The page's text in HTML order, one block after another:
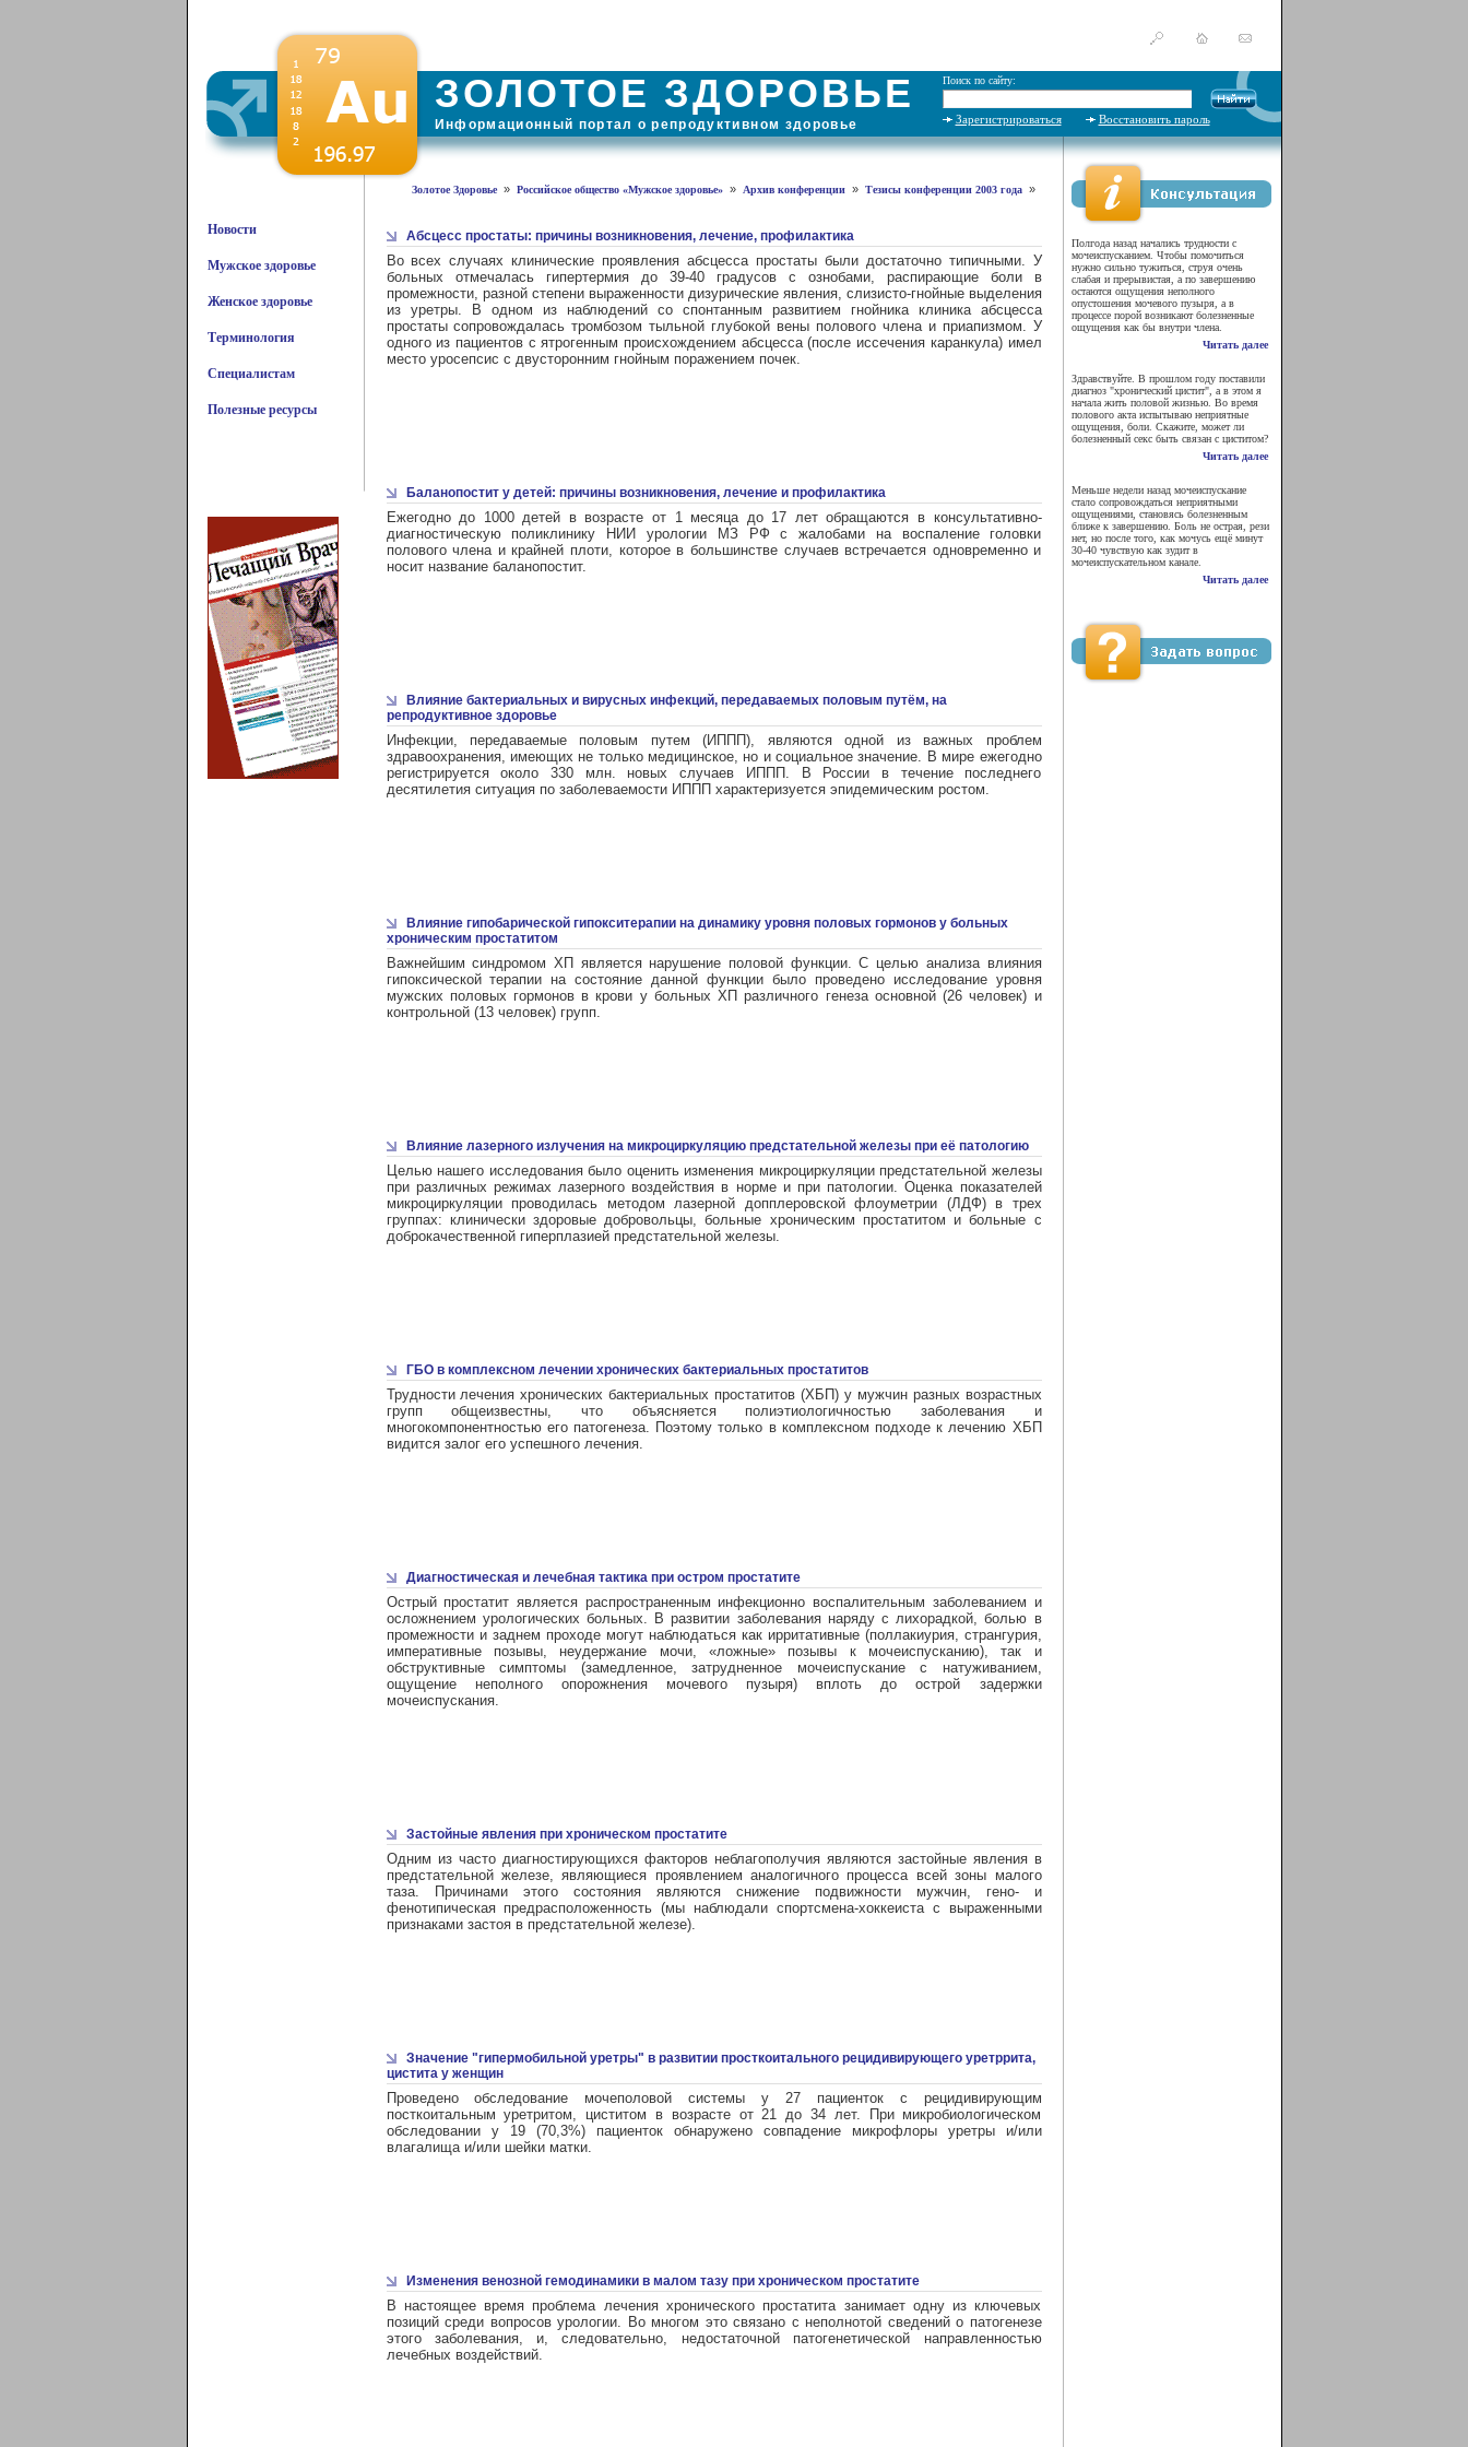
Поиск по сайту:
Зарегистрироваться Восстановить пароль
ЗОЛОТОЕ ЗДОРОВЬЕ
Информационный портал о репродуктивном здоровье
Новости
Мужское здоровье
Женское здоровье
Терминология
Специалистам
Полезные ресурсы
Золотое Здоровье» Российское общество «Мужское здоровье»» Архив конференции» Тезисы конференции 2003 года»
Абсцесс простаты: причины возникновения, лечение, профилактика
Во всех случаях клинические проявления абсцесса простаты были достаточно типичными. У
больных отмечалась гипертермия до 39-40 градусов с ознобами, распирающие боли в
промежности, разной степени выраженности дизурические явления, слизисто-гнойные выделения
из уретры. В одном из наблюдений со спонтанным развитием гнойника клиника абсцесса
простаты сопровождалась тромбозом тыльной глубокой вены полового члена и приапизмом. У
одного из пациентов с ятрогенным происхождением абсцесса (после иссечения каранкула) имел
место уросепсис с двусторонним гнойным поражением почек.
Баланопостит у детей: причины возникновения, лечение и профилактика
Ежегодно до 1000 детей в возрасте от 1 месяца до 17 лет обращаются в консультативно-
диагностическую поликлинику НИИ урологии МЗ РФ с жалобами на воспаление головки
полового члена и крайней плоти, которое в большинстве случаев встречается одновременно и
носит название баланопостит.
Влияние бактериальных и вирусных инфекций, передаваемых половым путём, на
репродуктивное здоровье
Инфекции, передаваемые половым путем (ИППП), являются одной из важных проблем
здравоохранения, имеющих не только медицинское, но и социальное значение. В мире ежегодно
регистрируется около 330 млн. новых случаев ИППП. В России в течение последнего
десятилетия ситуация по заболеваемости ИППП характеризуется эпидемическим ростом.
Влияние гипобарической гипокситерапии на динамику уровня половых гормонов у больных
хроническим простатитом
Важнейшим синдромом ХП является нарушение половой функции. С целью анализа влияния
гипоксической терапии на состояние данной функции было проведено исследование уровня
мужских половых гормонов в крови у больных ХП различного генеза основной (26 человек) и
контрольной (13 человек) групп.
Влияние лазерного излучения на микроциркуляцию предстательной железы при её патологию
Целью нашего исследования было оценить изменения микроциркуляции предстательной железы
при различных режимах лазерного воздействия в норме и при патологии. Оценка показателей
микроциркуляции проводилась методом лазерной допплеровской флоуметрии (ЛДФ) в трех
группах: клинически здоровые добровольцы, больные хроническим простатитом и больные с
доброкачественной гиперплазией предстательной железы.
ГБО в комплексном лечении хронических бактериальных простатитов
Трудности лечения хронических бактериальных простатитов (ХБП) у мужчин разных возрастных
групп общеизвестны, что объясняется полиэтиологичностью заболевания и
многокомпонентностью его патогенеза. Поэтому только в комплексном подходе к лечению ХБП
видится залог его успешного лечения.
Диагностическая и лечебная тактика при остром простатите
Острый простатит является распространенным инфекционно воспалительным заболеванием и
осложнением урологических больных. В развитии заболевания наряду с лихорадкой, болью в
промежности и заднем проходе могут наблюдаться как ирритативные (поллакиурия, странгурия,
императивные позывы, неудержание мочи, «ложные» позывы к мочеиспусканию), так и
обструктивные симптомы (замедленное, затрудненное мочеиспускание с натуживанием,
ощущение неполного опорожнения мочевого пузыря) вплоть до острой задержки
мочеиспускания.
Застойные явления при хроническом простатите
Одним из часто диагностирующихся факторов неблагополучия являются застойные явления в
предстательной железе, являющиеся проявлением аналогичного процесса всей зоны малого
таза. Причинами этого состояния являются снижение подвижности мужчин, гено- и
фенотипическая предрасположенность (мы наблюдали спортсмена-хоккеиста с выраженными
признаками застоя в предстательной железе).
Значение "гипермобильной уретры" в развитии просткоитального рецидивирующего уретррита,
цистита у женщин
Проведено обследование мочеполовой системы у 27 пациенток с рецидивирующим
посткоитальным уретритом, циститом в возрасте от 21 до 34 лет. При микробиологическом
обследовании у 19 (70,3%) пациенток обнаружено совпадение микрофлоры уретры и/или
влагалища и/или шейки матки.
Изменения венозной гемодинамики в малом тазу при хроническом простатите
В настоящее время проблема лечения хронического простатита занимает одну из ключевых
позиций среди вопросов урологии. Во многом это связано с неполнотой сведений о патогенезе
этого заболевания, и, следовательно, недостаточной патогенетической направленностью
лечебных воздействий.
Полгода назад начались трудности с
мочеиспусканием. Чтобы помочиться
нужно сильно тужиться, струя очень
слабая и прерывистая, а по завершению
остаются ощущения неполного
опустошения мочевого пузыря, а в
процессе порой возникают болезненные
ощущения как бы внутри члена.
Читать далее
Здравствуйте. В прошлом году поставили
диагноз "хронический цистит", а в этом я
начала жить половой жизнью. Во время
полового акта испытываю неприятные
ощущения, боли. Скажите, может ли
болезненный секс быть связан с циститом?
Читать далее
Меньше недели назад мочеиспускание
стало сопровождаться неприятными
ощущениями, становясь болезненным
ближе к завершению. Боль не острая, рези
нет, но после того, как мочусь ещё минут
30-40 чувствую как зудит в
мочеиспускательном канале.
Читать далее